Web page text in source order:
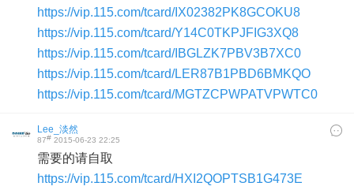
https://vip.115.com/tcard/IX02382PK8GCOKU8
https://vip.115.com/tcard/Y14C0TKPJFIG3XQ8
https://vip.115.com/tcard/IBGLZK7PBV3B7XC0
https://vip.115.com/tcard/LER87B1PBD6BMKQO
https://vip.115.com/tcard/MGTZCPWPATVPWTC0
Lee_淡然
87# 2015-06-23 22:25
需要的请自取
https://vip.115.com/tcard/HXI2QOPTSB1G473E